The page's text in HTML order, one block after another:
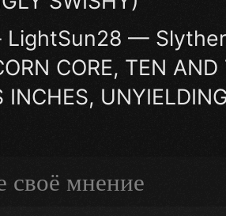
—
CORE, TEN AND
INCHES,
своё мнение